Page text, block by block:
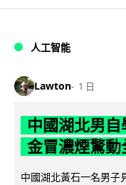
人工智能
Lawton 1 日
中國湖北男
金冒濃煙驚動
中國湖北黃石一名男子